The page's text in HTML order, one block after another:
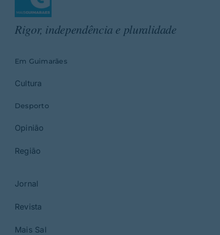
Rigor, independência e pluralidade
Em Guimarães
Cultura
Desporto
Opinião
Região
Jornal
Revista
Mais Sal